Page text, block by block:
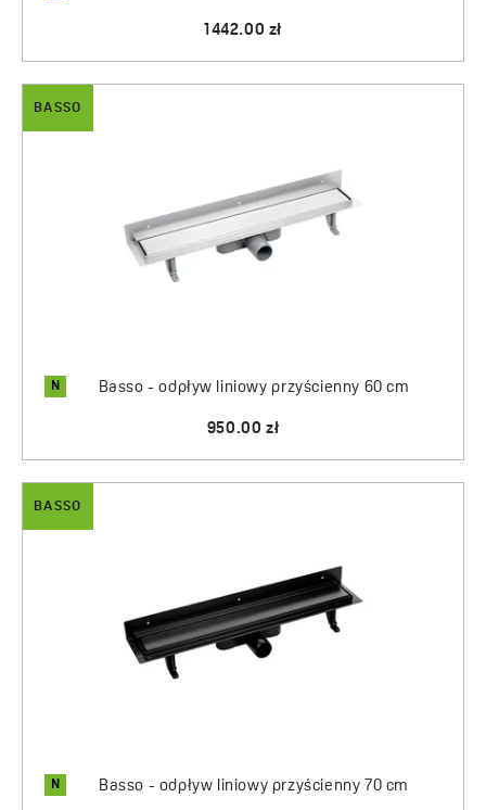
1442.00 zł
BASSO
N Basso - odpływ liniowy przyścienny 60 cm
950.00 zł
BASSO
N Basso - odpływ liniowy przyścienny 70 cm